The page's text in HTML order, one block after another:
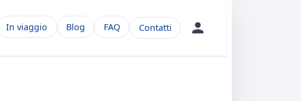
In viaggio Blog FAQ Contatti